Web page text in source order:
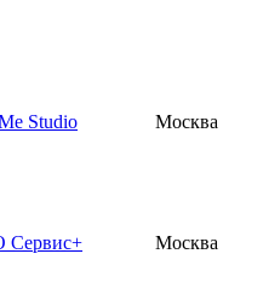
Studio Москва
Москва